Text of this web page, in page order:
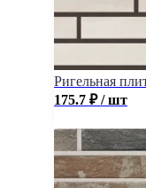
Ригельная
175.7 ₽ / шт